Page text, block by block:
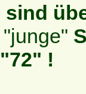
sind
!